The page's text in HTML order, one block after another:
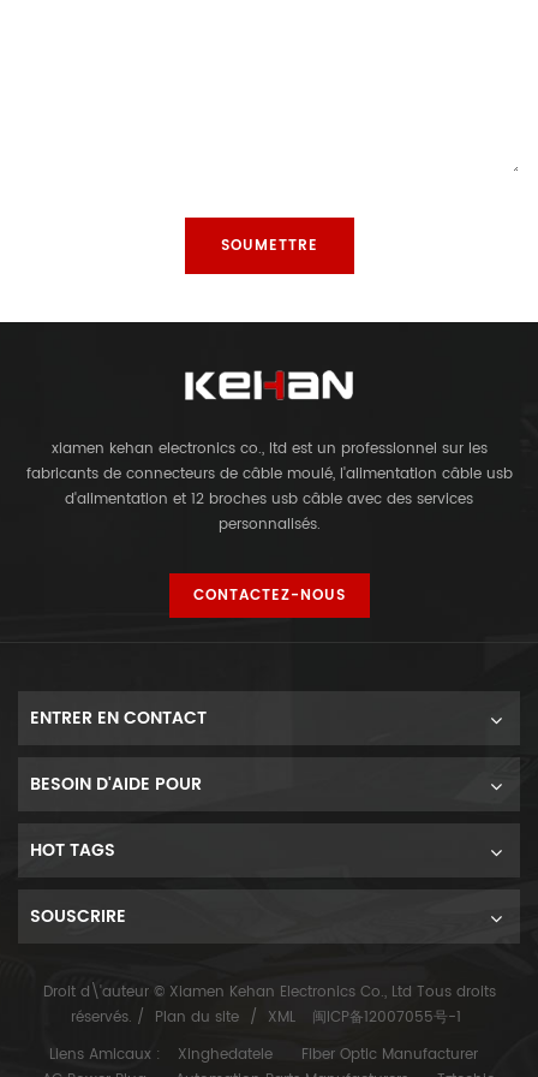
xiamen kehan electronics co., ltd est un professionnel sur les
fabricants de connecteurs de câble moulé, l'alimentation câble usb
d'alimentation et 12 broches usb câble avec des services
personnalisés.
CONTACTEZ-NOUS
ENTRER EN CONTACT
BESOIN D'AIDE POUR
HOT TAGS
SOUSCRIRE
Droit d\'auteur © Xiamen Kehan Electronics Co., Ltd Tous droits
réservés. / Plan du site / XML
闽ICP备12007055号-1
Liens Amicaux :
Xinghedatele
Fiber Optic Manufacturer